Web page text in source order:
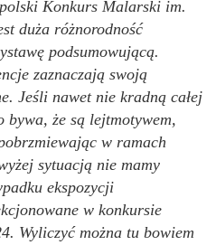
Konkurs Malarski im.
duża różnorodność
podsumowującą.
zaznaczają swoją
Jeśli nawet nie kradną całej
bywa, że są lejtmotywem,
w ramach
sytuacją nie mamy
ekspozycji
w konkursie
Wyliczyć można tu bowiem